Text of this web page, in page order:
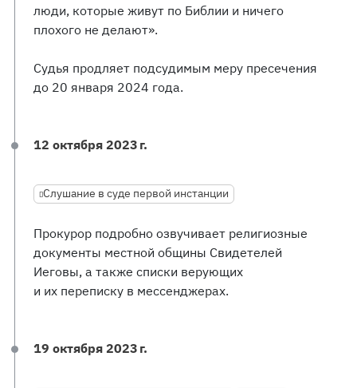
люди, которые живут по Библии и ничего
плохого не делают».
Судья продляет подсудимым меру пресечения
до 20 января 2024 года.
12 октября 2023 г.
Слушание в суде первой инстанции
Прокурор подробно озвучивает религиозные
документы местной общины Свидетелей
Иеговы, а также списки верующих
и их переписку в мессенджерах.
19 октября 2023 г.